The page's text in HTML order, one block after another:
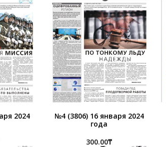
2024
№4 (3806) 16 января 2024
года
300.00₸